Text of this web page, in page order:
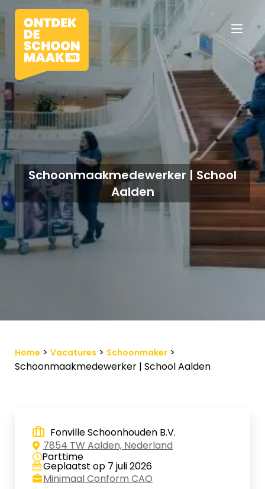
Schoonmaakmedewerker | School
Aalden
Home > Vacatures > Schoonmaker >
Schoonmaakmedewerker | School Aalden
Fonville Schoonhouden B.V.
7854 TW Aalden, Nederland
Parttime
Geplaatst op 7 juli 2026
Minimaal Conform CAO
Vacatures
Beroepen
Werkomgevingen
Opleidingen
Werkgevers
Bewaarde vacatures